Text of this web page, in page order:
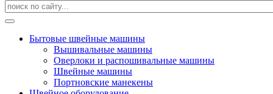
Бытовые швейные машины
Вышивальные машины
Оверлоки и распошивальные машины
Швейные машины
Портновские манекены